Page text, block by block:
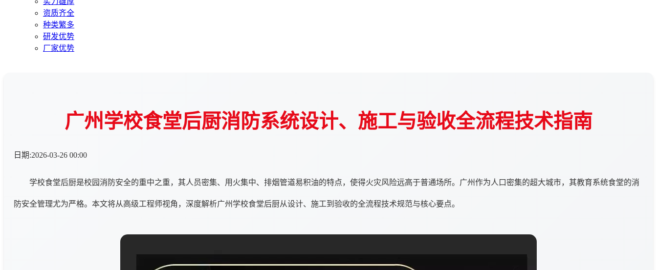
资质齐全
种类繁多
研发优势
厂家优势
广州学校食堂后厨消防系统设计、施工与验收全流程技术指南
日期:2026-03-26 00:00
学校食堂后厨是校园消防安全的重中之重，其人员密集、用火集中、排烟管道易积油的特点，使得火灾风险远高于普通场所。广州作为人口密集的超大城市，其教育系统食堂的消
防安全管理尤为严格。本文将从高级工程师视角，深度解析广州学校食堂后厨从设计、施工到验收的全流程技术规范与核心要点。